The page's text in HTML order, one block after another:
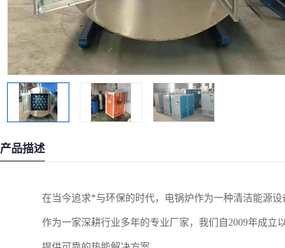
产品描述
在当今追求*与环保的时代，电锅炉作为一种清洁能源
作为一家深耕行业多年的专业厂家，我们自2009年成